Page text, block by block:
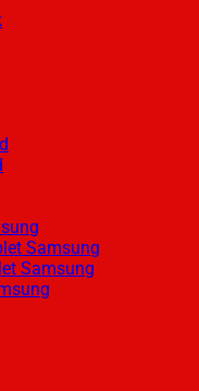
Samsung
Samsung